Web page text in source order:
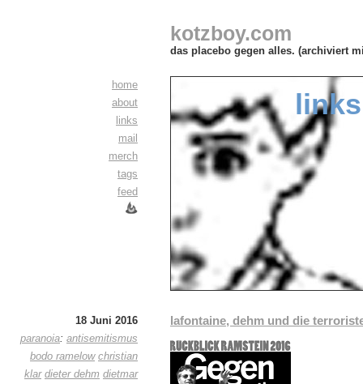
kotzboy.com
das placebo gegen alles. (archiviert
home
about
links
mail
merch
tags
feed
18 Juni 2016
paranoia: antisemitismus
bodo ramelow christian
klar dieter dehm dietmar
lafontaine, dehm und die